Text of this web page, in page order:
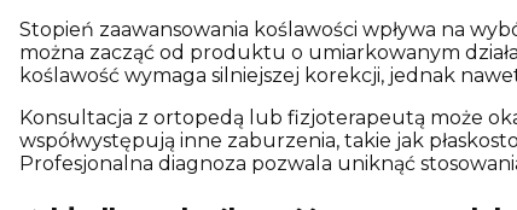
Stopień zaawansowania koślawości wpływa na
można zacząć od produktu o umiarkowanym
koślawość wymaga silniejszej korekcji, jednak
Konsultacja z ortopedą lub fizjoterapeutą może
współwystępują inne zaburzenia, takie jak
Profesjonalna diagnoza pozwala uniknąć